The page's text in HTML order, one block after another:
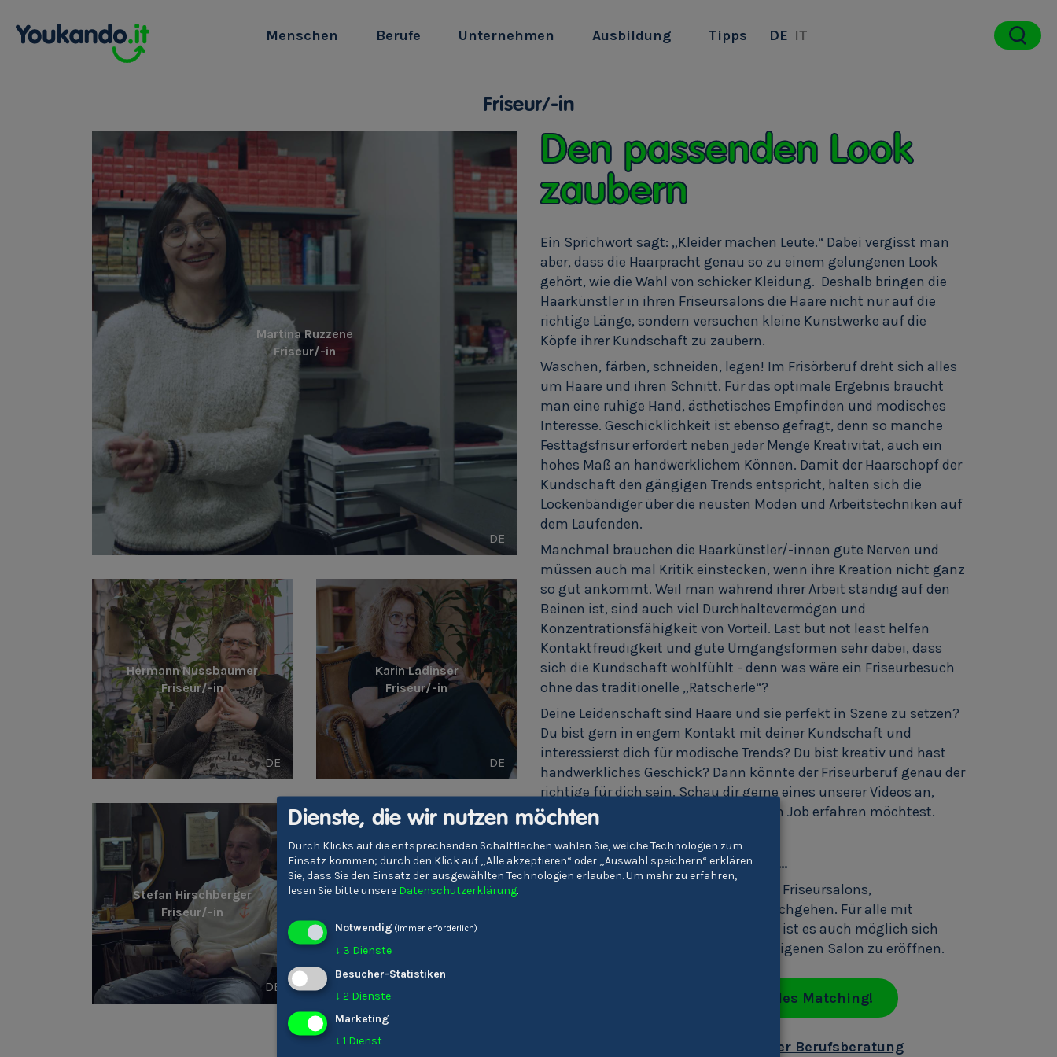
Menschen Berufe Unternehmen Ausbildung Tipps DE IT
Friseur/-in
Den passenden Look
zaubern
Ein Sprichwort sagt: „Kleider machen Leute.“ Dabei vergisst man
aber, dass die Haarpracht genau so zu einem gelungenen Look
gehört, wie die Wahl von schicker Kleidung. Deshalb bringen die
Haarkünstler in ihren Friseursalons die Haare nicht nur auf die
richtige Länge, sondern versuchen kleine Kunstwerke auf die
Köpfe ihrer Kundschaft zu zaubern.
Waschen, färben, schneiden, legen! Im Frisörberuf dreht sich alles
um Haare und ihren Schnitt. Für das optimale Ergebnis braucht
man eine ruhige Hand, ästhetisches Empfinden und modisches
Interesse. Geschicklichkeit ist ebenso gefragt, denn so manche
Festtagsfrisur erfordert neben jeder Menge Kreativität, auch ein
hohes Maß an handwerklichem Können. Damit der Haarschopf der
Kundschaft den gängigen Trends entspricht, halten sich die
Lockenbändiger über die neusten Moden und Arbeitstechniken auf
dem Laufenden.
Manchmal brauchen die Haarkünstler/-innen gute Nerven und
müssen auch mal Kritik einstecken, wenn ihre Kreation nicht ganz
so gut ankommt. Weil man während ihrer Arbeit ständig auf den
Beinen ist, sind auch viel Durchhaltevermögen und
Konzentrationsfähigkeit von Vorteil. Last but not least helfen
Kontaktfreudigkeit und gute Umgangsformen sehr dabei, dass
sich die Kundschaft wohlfühlt - denn was wäre ein Friseurbesuch
ohne das traditionelle „Ratscherle“?
Deine Leidenschaft sind Haare und sie perfekt in Szene zu setzen?
Du bist gern in engem Kontakt mit deiner Kundschaft und
interessierst dich für modische Trends? Du bist kreativ und hast
handwerkliches Geschick? Dann könnte der Friseurberuf genau der
richtige für dich sein. Schau dir gerne eines unserer Videos an,
falls du mehr über diesen spannenden Job erfahren möchtest.
Wo Friseure/-innen zu finden sind...
Friseure/-innen können ihrer Arbeit in Friseursalons,
Beautystudios aber auch in Hotels nachgehen. Für alle mit
besonders großem Unternehmergeist ist es auch möglich sich
selbstständig zu machen und einen eigenen Salon zu eröffnen.
Mache jetzt dein individuelles Matching!
Informationen zu Friseur/-in bei der Berufsberatung
Martina Ruzzene
Friseur/-in
DE
Hermann Nussbaumer
Friseur/-in
DE
Karin Ladinser
Friseur/-in
DE
Stefan Hirschberger
Friseur/-in
DE
Dienste, die wir nutzen möchten
Durch Klicks auf die entsprechenden Schaltflächen wählen Sie, welche Technologien zum
Einsatz kommen; durch den Klick auf „Alle akzeptieren“ oder „Auswahl speichern“ erklären
Sie, dass Sie den Einsatz der ausgewählten Technologien erlauben.Um mehr zu erfahren,
lesen Sie bitte unsere Datenschutzerklärung.
Notwendig (immer erforderlich)
↓ 3 Dienste
Besucher-Statistiken
↓ 2 Dienste
Marketing
↓ 1 Dienst